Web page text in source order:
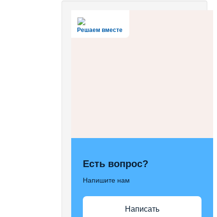
Решаем вместе
Есть вопрос?
Напишите нам
Написать